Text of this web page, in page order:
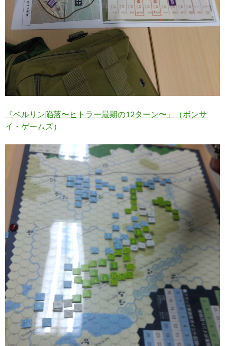
『ベルリン陥落〜ヒトラー最期の12ターン〜』（ボンサ
イ・ゲームズ）